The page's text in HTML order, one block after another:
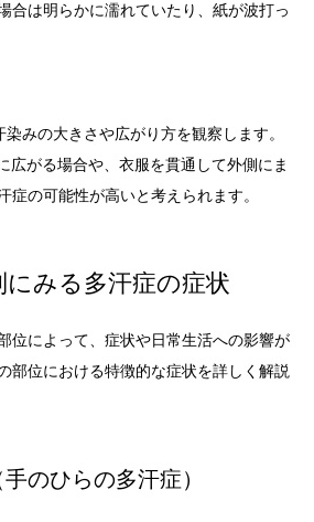
合は明らかに濡れていたり、紙が波打っ
みの大きさや広がり方を観察します。
広がる場合や、衣服を貫通して外側にま
症の可能性が高いと考えられます。
にみる多汗症の症状
位によって、症状や日常生活への影響が
部位における特徴的な症状を詳しく解説
のひらの多汗症）